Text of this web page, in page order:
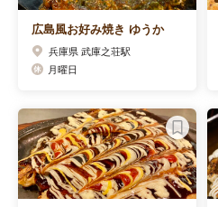
広島風お好み焼き ゆうか
兵庫県 武庫之荘駅
月曜日